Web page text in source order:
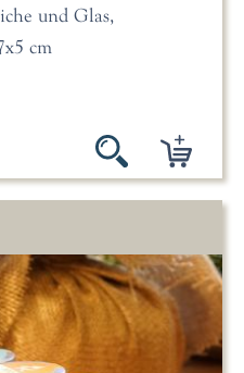
und Glas,
cm